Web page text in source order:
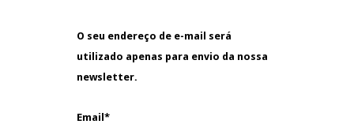
O seu endereço de e-mail será
utilizado apenas para envio da nossa
newsletter.
Email*